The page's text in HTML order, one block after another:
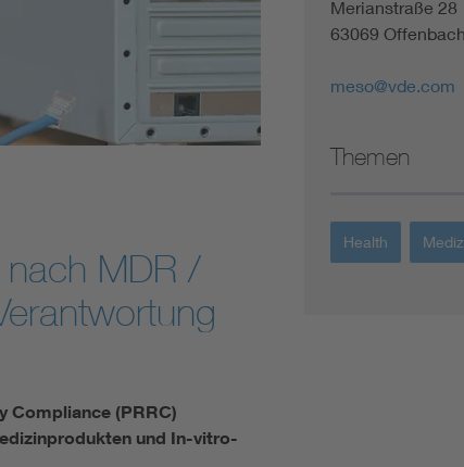
Renewable energies
Environmental
nach MDR /
Compliance (PRRC)
und In-vitro-
Merianstraße 28
63069
meso@vde.com
Themen
Health